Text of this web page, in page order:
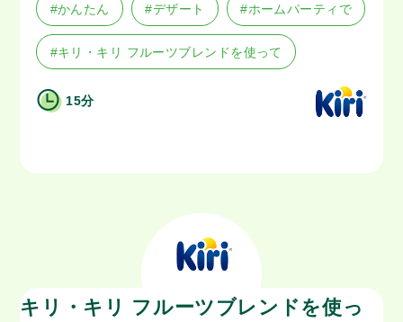
#かんたん #デザート #ホームパーティで
#キリ・キリ フルーツブレンドを使って
15分
キリ・キリ フルーツブレンドを使っ